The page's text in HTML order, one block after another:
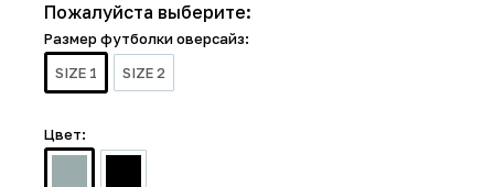
Пожалуйста выберите:
Размер футболки оверсайз:
SIZE 1
SIZE 2
Цвет: